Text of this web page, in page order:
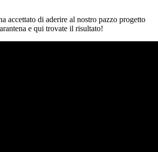
accettato di aderire al nostro pazzo progetto
e qui trovate il risultato!